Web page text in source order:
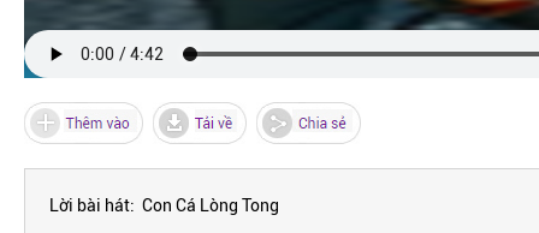
Lời bài hát: Con Cá Lòng Tong